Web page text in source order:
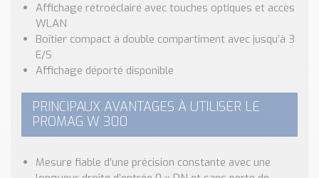
Affichage rétroéclairé avec touches optiques et accès
WLAN
Boîtier compact à double compartiment avec jusqu’à 3
E/S
Affichage déporté disponible
PRINCIPAUX AVANTAGES À UTILISER LE
PROMAG W 300
Mesure fiable d’une précision constante avec une